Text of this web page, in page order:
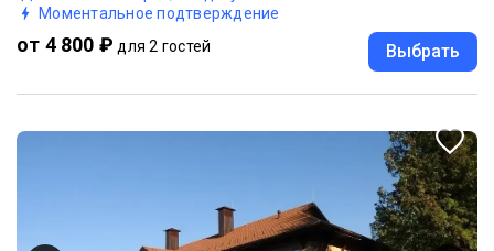
Моментальное подтверждение
от 4 800 ₽ для 2 гостей Выбрать